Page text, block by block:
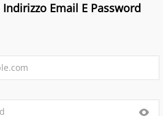
Email E Password